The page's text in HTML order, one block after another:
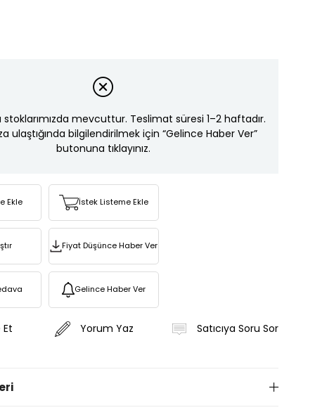
stoklarımızda mevcuttur. Teslimat süresi 1–2 haftadır.
ulaştığında bilgilendirilmek için “Gelince Haber Ver”
butonuna tıklayınız.
Ekle İstek Listeme Ekle
Fiyat Düşünce Haber Ver
Gelince Haber Ver
Yorum Yaz Satıcıya Soru Sor